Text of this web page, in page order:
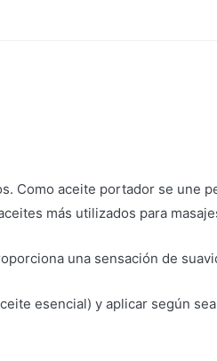
Como aceite portador se une
más utilizados para
una sensación de
esencial) y aplicar según